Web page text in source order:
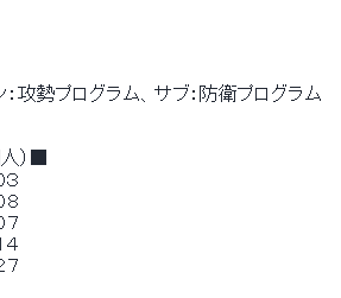
攻勢プログラム、サブ：防衛プログラム
）■
３
８
７
４
７